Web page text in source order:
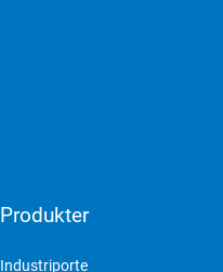
Produkter
Industriporte